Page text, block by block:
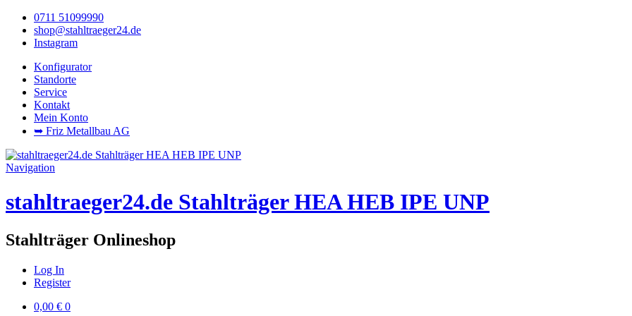
0711 51099990
shop@stahltraeger24.de
Instagram
Konfigurator
Standorte
Service
Kontakt
Mein Konto
➥ Friz Metallbau AG
Navigation
stahltraeger24.de Stahlträger HEA HEB IPE UNP
Stahlträger Onlineshop
Log In
Register
0,00 € 0